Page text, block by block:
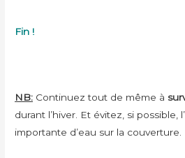
Fin !
NB: Continuez tout de même à
durant l’hiver. Et évitez, si possible,
importante d’eau sur la couverture.